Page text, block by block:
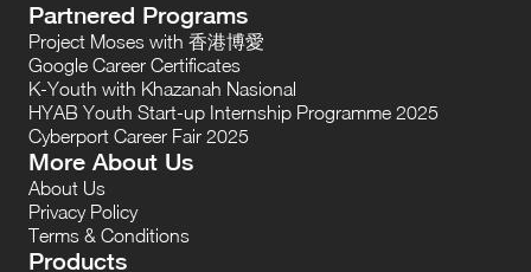
Partnered Programs
Project Moses with 香港博愛
Google Career Certificates
K-Youth with Khazanah Nasional
HYAB Youth Start-up Internship Programme 2025
Cyberport Career Fair 2025
More About Us
About Us
Privacy Policy
Terms & Conditions
Products